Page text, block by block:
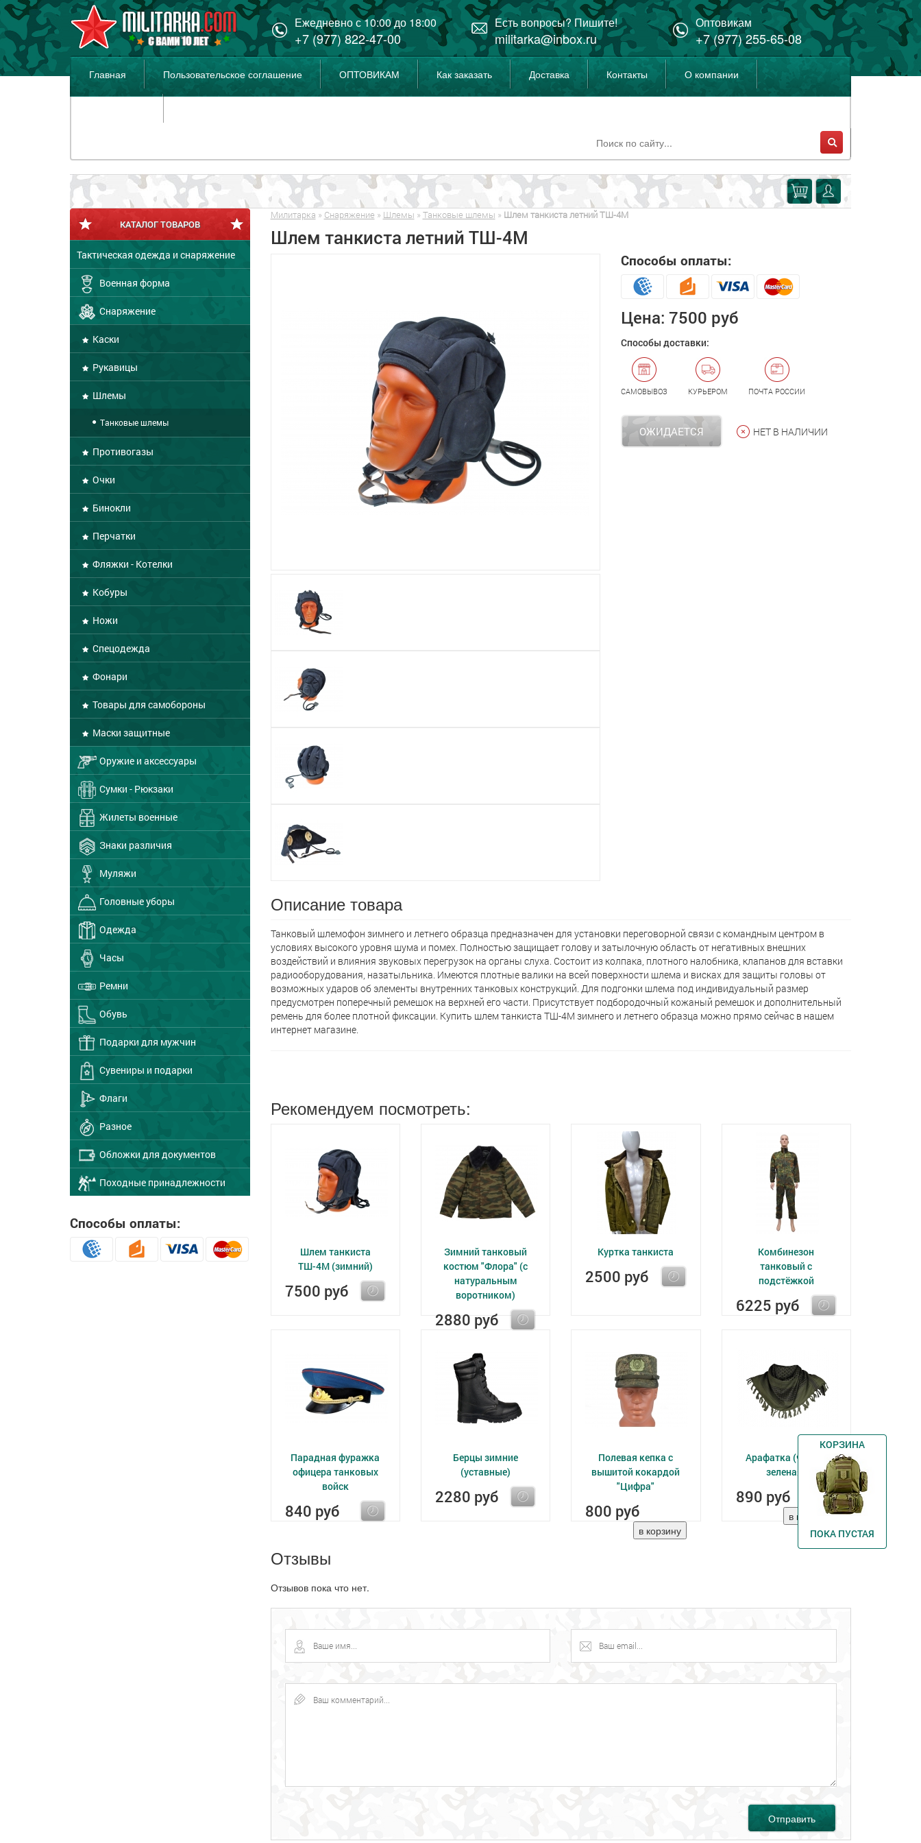
Ежедневно с 10:00 до 18:00
+7 (977) 822-47-00
Есть вопросы? Пишите!
militarka@inbox.ru
Оптовикам
+7 (977) 255-65-08
Главная Пользовательское соглашение ОПТОВИКАМ Как заказать Доставка Контакты О компании
КАТАЛОГ ТОВАРОВ
Тактическая одежда и снаряжение
Военная форма
Снаряжение
Каски
Рукавицы
Шлемы
Танковые шлемы
Противогазы
Очки
Бинокли
Перчатки
Фляжки - Котелки
Кобуры
Ножи
Спецодежда
Фонари
Товары для самобороны
Маски защитные
Оружие и аксессуары
Сумки - Рюкзаки
Жилеты военные
Знаки различия
Муляжи
Головные уборы
Одежда
Часы
Ремни
Обувь
Подарки для мужчин
Сувениры и подарки
Флаги
Разное
Обложки для документов
Походные принадлежности
Способы оплаты:
Милитарка » Снаряжение » Шлемы » Танковые шлемы » Шлем танкиста летний ТШ-4М
Шлем танкиста летний ТШ-4М
Способы оплаты:
Цена:7500 руб
Способы доставки:
САМОВЫВОЗ КУРЬЕРОМ ПОЧТА РОССИИ
ОЖИДАЕТСЯ НЕТ В НАЛИЧИИ
Описание товара
Танковый шлемофон зимнего и летнего образца предназначен для установки переговорной связи с командным центром в
условиях высокого уровня шума и помех. Полностью защищает голову и затылочную область от негативных внешних
воздействий и влияния звуковых перегрузок на органы слуха. Состоит из колпака, плотного налобника, клапанов для вставки
радиооборудования, назатыльника. Имеются плотные валики на всей поверхности шлема и висках для защиты головы от
возможных ударов об элементы внутренних танковых конструкций. Для подгонки шлема под индивидуальный размер
предусмотрен поперечный ремешок на верхней его части. Присутствует подбородочный кожаный ремешок и дополнительный
ремень для более плотной фиксации. Купить шлем танкиста ТШ-4М зимнего и летнего образца можно прямо сейчас в нашем
интернет магазине.
Рекомендуем посмотреть:
Шлем танкиста
ТШ-4М (зимний)
7500 руб
Зимний танковый
костюм "Флора" (с
натуральным
воротником)
2880 руб
Куртка танкиста
2500 руб
Комбинезон
танковый с
подстёжкой
6225 руб
Парадная фуражка
офицера танковых
войск
840 руб
Берцы зимние
(уставные)
2280 руб
Полевая кепка с
вышитой кокардой
"Цифра"
800 руб
Арафатка (чёрно-
зеленая)
890 руб
Отзывы
Отзывов пока что нет.
Отправить
КОРЗИНА
ПОКА ПУСТАЯ